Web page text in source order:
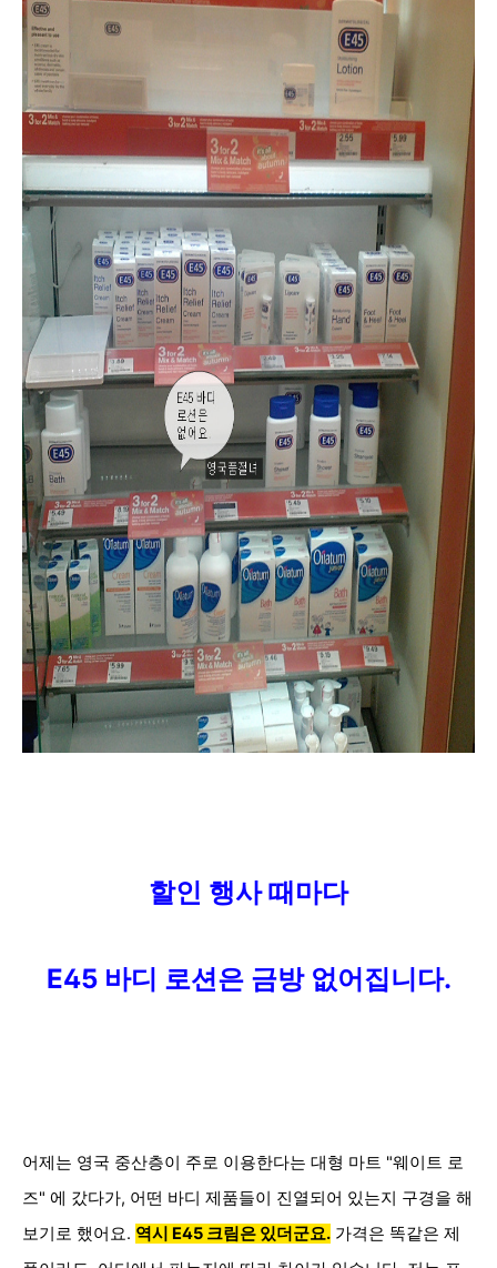
할인 행사 때마다
E45 바디 로션은 금방 없어집니다.
어제는 영국 중산층이 주로 이용한다는 대형 마트 "웨이트 로
즈" 에 갔다가, 어떤 바디 제품들이 진열되어 있는지 구경을 해
보기로 했어요. 역시 E45 크림은 있더군요. 가격은 똑같은 제